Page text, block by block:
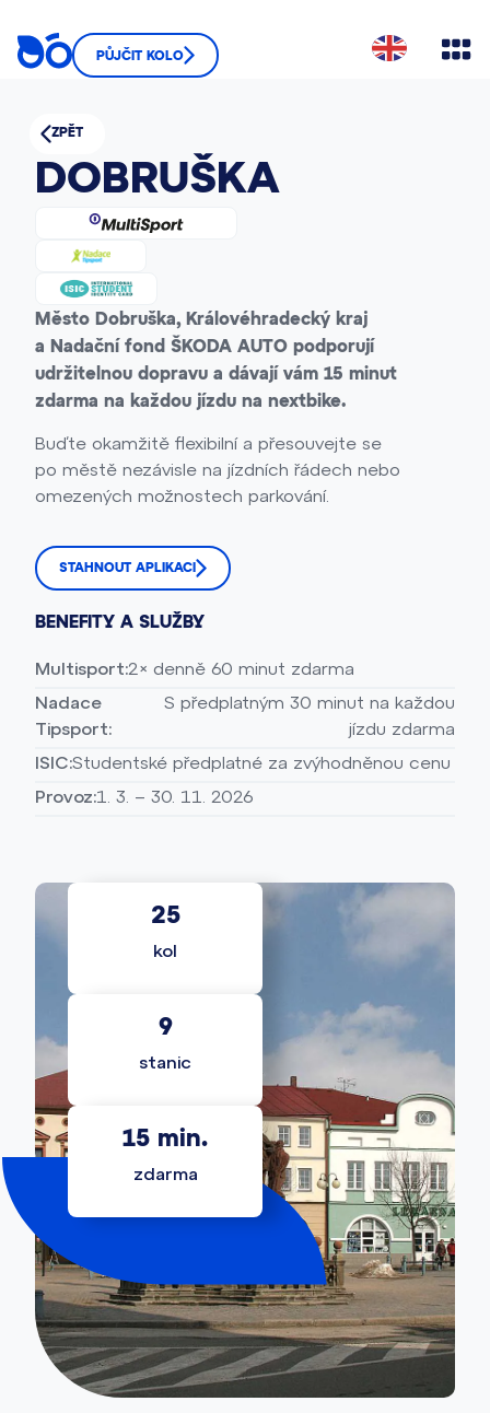
PŮJČIT KOLO
ZPĚT
DOBRUŠKA
Město Dobruška, Královéhradecký kraj
a Nadační fond ŠKODA AUTO podporují
udržitelnou dopravu a dávají vám 15 minut
zdarma na každou jízdu na nextbike.
Buďte okamžitě flexibilní a přesouvejte se
po městě nezávisle na jízdních řádech nebo
omezených možnostech parkování.
STAHNOUT APLIKACI
BENEFITY A SLUŽBY
Multisport:2× denně 60 minut zdarma
Nadace
Tipsport:
S předplatným 30 minut na každou
jízdu zdarma
ISIC:Studentské předplatné za zvýhodněnou cenu
Provoz:1. 3. – 30. 11. 2026
kol
25
stanic
9
zdarma
15 min.